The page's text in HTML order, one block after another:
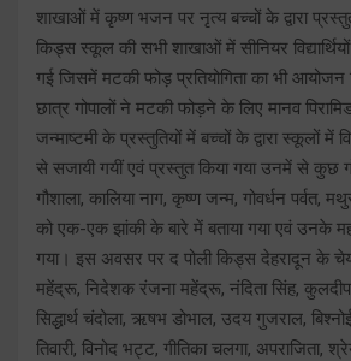
शाखाओं में कृष्ण भजन पर नृत्य बच्चों के द्वारा
किड्स स्कूल की सभी शाखाओं में सीनियर विद्यार्थियों
गई जिसमें मटकी फोड़ प्रतियोगिता का भी आयोजन
छात्र गोपालों ने मटकी फोड़ने के लिए मानव
जन्माष्टमी के प्रस्तुतियों में बच्चों के द्वारा स्कूलों में
से सजायी गयीं एवं प्रस्तुत किया गया उनमें से कुछ
गौशाला, कालिया नाग, कृष्ण जन्म, गोवर्धन पर्वत,
को एक-एक झांकी के बारे में बताया गया एवं उनके
गया। इस अवसर पर द पोली किड्स देहरादून के
महेंद्रू, निदेशक रंजना महेंद्रू, नंदिता सिंह, कुलदीप
सिद्धार्थ चंदोला, ऋषभ डोभाल, उदय गुजराल,
तिवारी, विनोद भट्ट, गीतिका चलगा, अपराजिता,